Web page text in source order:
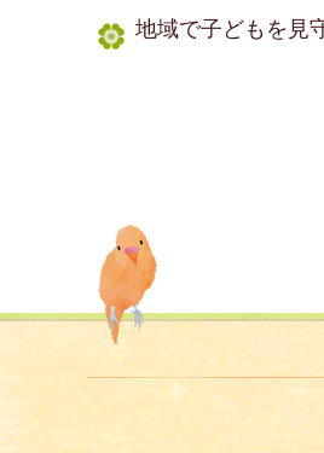
地域で子どもを見